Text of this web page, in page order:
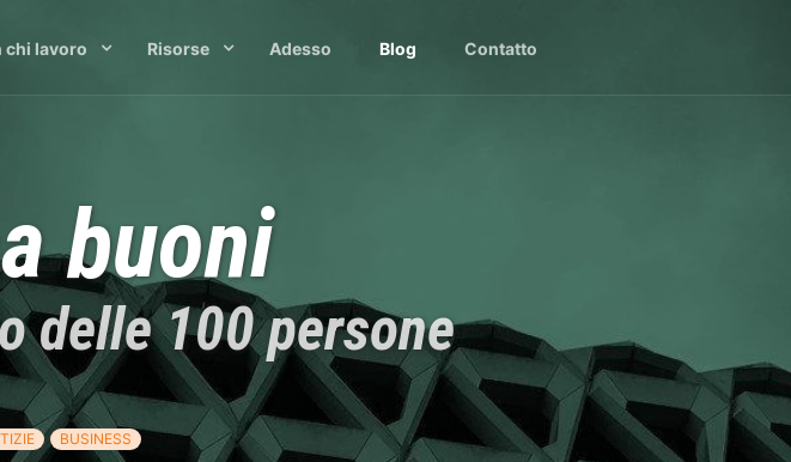
chi lavoro Risorse Adesso Blog Contatto
buoni
delle 100 persone
BUSINESS